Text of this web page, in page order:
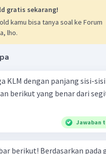
gratis sekarang!
kamu bisa tanya soal ke Forum
lho.
KLM dengan panjang sisi-
berikut yang benar dari
Jawaban
pada gambar